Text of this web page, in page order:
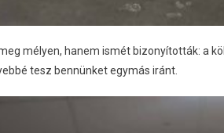
mélyen, hanem ismét bizonyították: a
tesz bennünket egymás iránt.